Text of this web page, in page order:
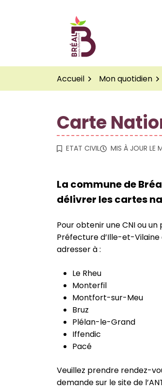
Accueil Mon quotidien
Carte
ETAT CIVIL MIS À JOUR LE
La commune de
délivrer les cartes
Pour obtenir une CNI ou
Préfecture d’Ille-et-Vilaine
adresser à :
Le Rheu
Monterfil
Montfort-sur-Meu
Bruz
Plélan-le-Grand
Iffendic
Pacé
Veuillez prendre rendez-
demande sur le site de